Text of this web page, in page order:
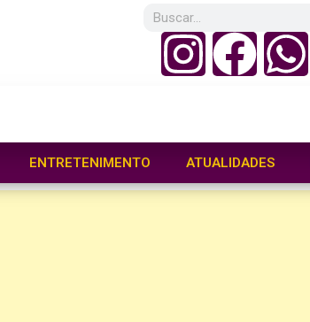
ENTRETENIMENTO ATUALIDADES